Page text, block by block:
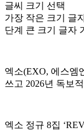
글씨 크기 선택
가장 작은 크기 글
단계 큰 크기 글자
엑소(EXO, 에스엠
쓰고 2026년 독보
엑소 정규 8집